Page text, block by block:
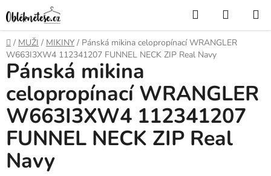
na
obsah
Hledat
KOŠÍK
Domů
/ MUŽI / MIKINY / Pánská mikina celopropínací WRANGLER
W663I3XW4 112341207 FUNNEL NECK ZIP Real Navy
Pánská mikina
celopropínací WRANGLER
W663I3XW4 112341207
FUNNEL NECK ZIP Real
Navy